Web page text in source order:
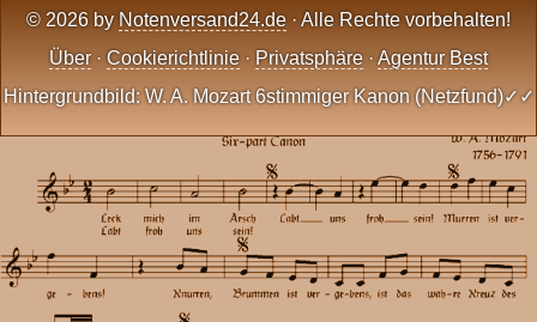
© 2026 by Notenversand24.de · Alle Rechte vorbehalten!
Über · Cookierichtlinie · Privatsphäre · Agentur Best
Hintergrundbild: W. A. Mozart 6stimmiger Kanon (Netzfund)✓✓